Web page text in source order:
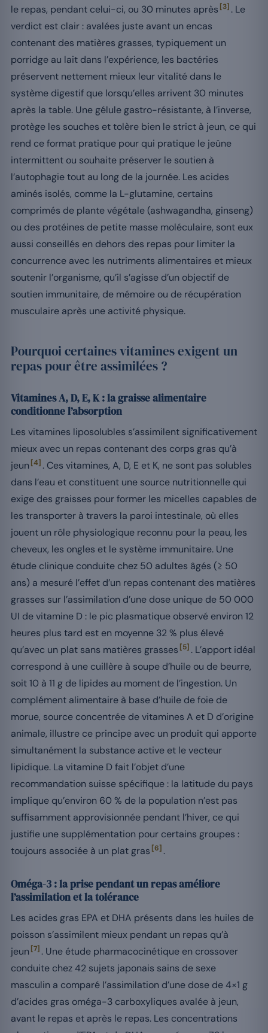
le repas, pendant celui-ci, ou 30 minutes après [3] . Le
verdict est clair : avalées juste avant un encas
contenant des matières grasses, typiquement un
porridge au lait dans l’expérience, les bactéries
préservent nettement mieux leur vitalité dans le
système digestif que lorsqu’elles arrivent 30 minutes
après la table. Une gélule gastro-résistante, à l’inverse,
protège les souches et tolère bien le strict à jeun, ce qui
rend ce format pratique pour qui pratique le jeûne
intermittent ou souhaite préserver le soutien à
l’autophagie tout au long de la journée. Les acides
aminés isolés, comme la L-glutamine, certains
comprimés de plante végétale (ashwagandha, ginseng)
ou des protéines de petite masse moléculaire, sont eux
aussi conseillés en dehors des repas pour limiter la
concurrence avec les nutriments alimentaires et mieux
soutenir l’organisme, qu’il s’agisse d’un objectif de
soutien immunitaire, de mémoire ou de récupération
musculaire après une activité physique.
Pourquoi certaines vitamines exigent un
repas pour être assimilées ?
Vitamines A, D, E, K : la graisse alimentaire
conditionne l’absorption
Les vitamines liposolubles s’assimilent significativement
mieux avec un repas contenant des corps gras qu’à
jeun [4] . Ces vitamines, A, D, E et K, ne sont pas solubles
dans l’eau et constituent une source nutritionnelle qui
exige des graisses pour former les micelles capables de
les transporter à travers la paroi intestinale, où elles
jouent un rôle physiologique reconnu pour la peau, les
cheveux, les ongles et le système immunitaire. Une
étude clinique conduite chez 50 adultes âgés (≥ 50
ans) a mesuré l’effet d’un repas contenant des matières
grasses sur l’assimilation d’une dose unique de 50 000
UI de vitamine D : le pic plasmatique observé environ 12
heures plus tard est en moyenne 32 % plus élevé
qu’avec un plat sans matières grasses [5] . L’apport idéal
correspond à une cuillère à soupe d’huile ou de beurre,
soit 10 à 11 g de lipides au moment de l’ingestion. Un
complément alimentaire à base d’huile de foie de
morue, source concentrée de vitamines A et D d’origine
animale, illustre ce principe avec un produit qui apporte
simultanément la substance active et le vecteur
lipidique. La vitamine D fait l’objet d’une
recommandation suisse spécifique : la latitude du pays
implique qu’environ 60 % de la population n’est pas
suffisamment approvisionnée pendant l’hiver, ce qui
justifie une supplémentation pour certains groupes :
toujours associée à un plat gras [6] .
Oméga-3 : la prise pendant un repas améliore
l’assimilation et la tolérance
Les acides gras EPA et DHA présents dans les huiles de
poisson s’assimilent mieux pendant un repas qu’à
jeun [7] . Une étude pharmacocinétique en crossover
conduite chez 42 sujets japonais sains de sexe
masculin a comparé l’assimilation d’une dose de 4×1 g
d’acides gras oméga-3 carboxyliques avalée à jeun,
avant le repas et après le repas. Les concentrations